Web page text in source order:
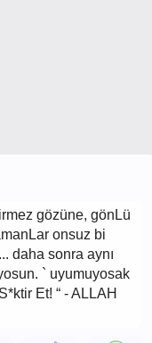
gözüne, gönLü
onsuz bi
daha sonra aynı
` uyumuyosak
Et! “ - ALLAH